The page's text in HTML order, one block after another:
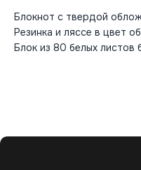
Блокнот с твердой
Резинка и ляссе в цвет
Блок из 80 белых листов